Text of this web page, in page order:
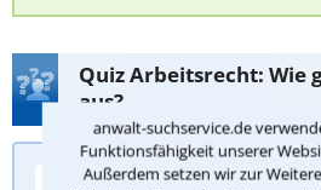
anwalt-suchservice.de
Funktionsfähigkeit unserer
Außerdem setzen wir zur
Quiz Arbeitsrecht: Wie
aus?